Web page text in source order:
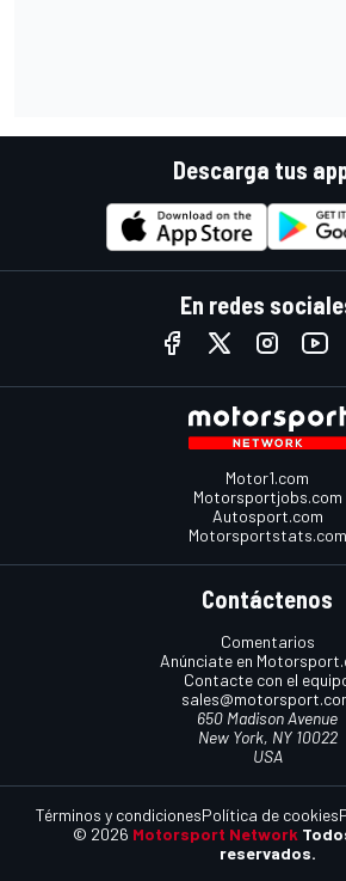
Descarga tus
En redes
Motor1.com
Motorsportjobs.com
Autosport.com
Motorsportstats.com
Contáctenos
Comentarios
Anúnciate en
Contacte con el
650 Madison Avenue
New York, NY 10022
USA
© 2026 Motorsport Network
reservados.
Términos y condicionesPolítica de cookies